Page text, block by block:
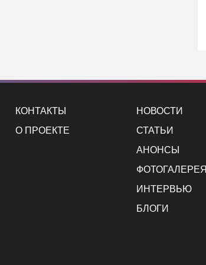
КОНТАКТЫ
О ПРОЕКТЕ
НОВОСТИ
СТАТЬИ
АНОНСЫ
ФОТОГАЛЕРЕЯ
ИНТЕРВЬЮ
БЛОГИ